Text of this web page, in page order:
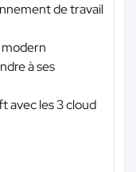
de travail
à ses
avec les 3 cloud